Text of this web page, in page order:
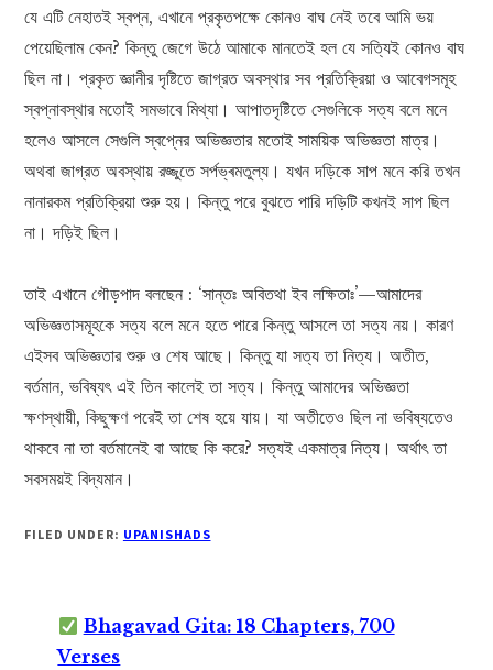
যে এটি নেহাতই স্বপ্ন, এখানে প্রকৃতপক্ষে কোনও বাঘ নেই তবে আমি ভয়
পেয়েছিলাম কেন? কিন্তু জেগে উঠে আমাকে মানতেই হল যে সত্যিই কোনও বাঘ
ছিল না। প্রকৃত জ্ঞানীর দৃষ্টিতে জাগ্রত অবস্থার সব প্রতিক্রিয়া ও আবেগসমূহ
স্বপ্নাবস্থার মতোই সমভাবে মিথ্যা। আপাতদৃষ্টিতে সেগুলিকে সত্য বলে মনে
হলেও আসলে সেগুলি স্বপ্নের অভিজ্ঞতার মতোই সাময়িক অভিজ্ঞতা মাত্র।
অথবা জাগ্রত অবস্থায় রজ্জুতে সর্পভ্ৰমতুল্য। যখন দড়িকে সাপ মনে করি তখন
নানারকম প্রতিক্রিয়া শুরু হয়। কিন্তু পরে বুঝতে পারি দড়িটি কখনই সাপ ছিল
না। দড়িই ছিল।
তাই এখানে গৌড়পাদ বলছেন : ‘সান্তঃ অবিতথা ইব লক্ষিতাঃ’—আমাদের
অভিজ্ঞতাসমূহকে সত্য বলে মনে হতে পারে কিন্তু আসলে তা সত্য নয়। কারণ
এইসব অভিজ্ঞতার শুরু ও শেষ আছে। কিন্তু যা সত্য তা নিত্য। অতীত,
বর্তমান, ভবিষ্যৎ এই তিন কালেই তা সত্য। কিন্তু আমাদের অভিজ্ঞতা
ক্ষণস্থায়ী, কিছুক্ষণ পরেই তা শেষ হয়ে যায়। যা অতীতেও ছিল না ভবিষ্যতেও
থাকবে না তা বর্তমানেই বা আছে কি করে? সত্যই একমাত্র নিত্য। অর্থাৎ তা
সবসময়ই বিদ্যমান।
FILED UNDER: UPANISHADS
Bhagavad Gita: 18 Chapters, 700
Verses